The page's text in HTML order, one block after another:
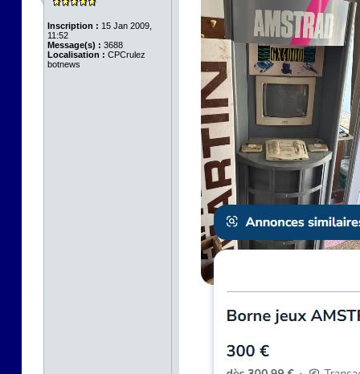
Inscription : 15 Jan 2009,
11:52
Message(s) : 3688
Localisation : CPCrulez
botnews